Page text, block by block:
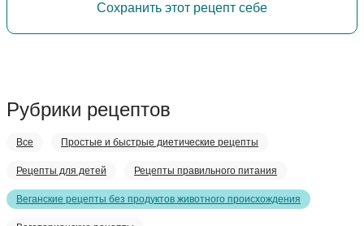
Сохранить этот рецепт себе
Рубрики рецептов
Все Простые и быстрые диетические рецепты
Рецепты для детей Рецепты правильного питания
Веганские рецепты без продуктов животного происхождения